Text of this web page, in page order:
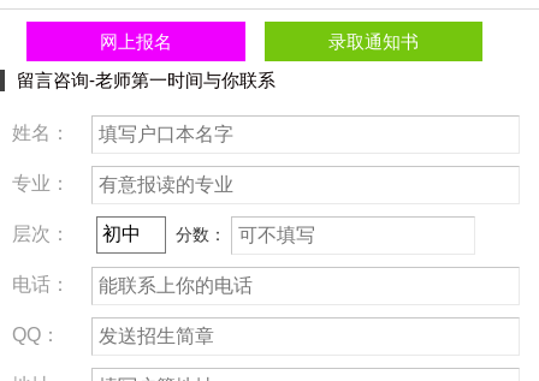
网上报名
录取通知书
留言咨询-老师第一时间与你联系
姓名：
专业：
层次： 分数：
电话：
QQ：